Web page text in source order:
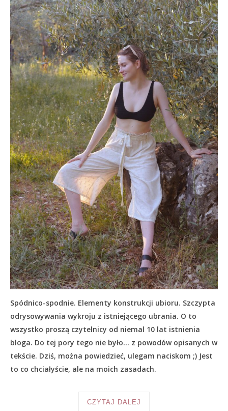
Spódnico-spodnie. Elementy konstrukcji ubioru. Szczypta
odrysowywania wykroju z istniejącego ubrania. O to
wszystko proszą czytelnicy od niemal 10 lat istnienia
bloga. Do tej pory tego nie było… z powodów opisanych w
tekście. Dziś, można powiedzieć, ulegam naciskom ;) Jest
to co chciałyście, ale na moich zasadach.
CZYTAJ DALEJ